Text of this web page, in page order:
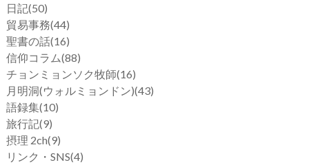
日記(50)
貿易事務(44)
聖書の話(16)
信仰コラム(88)
チョンミョンソク牧師(16)
月明洞(ウォルミョンドン)(43)
語録集(10)
旅行記(9)
摂理 2ch(9)
リンク・SNS(4)